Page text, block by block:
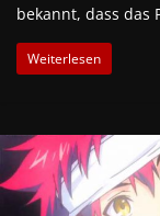
bekannt, dass das
Weiterlesen